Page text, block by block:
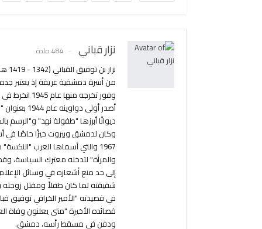
نزار قباني 484 مادة
من أسرة دمشقية عريقة إذ يعتبر
ديوانًا أبرزها "طفولة نهد" و"الرسم
وكان لدمشق وبيروت حيزًا خاصًا في
1967 والتي أسماها العرب
والمرأة" لتدخله معترك السياسة،
إلى حد منع أشعاره في وسائل
شقيقته لما كان طفلاً ومقتل زوجته
في قصيدته "الأمير الخرافي توفيق
ودفن في مسقط رأسه، دمشق.